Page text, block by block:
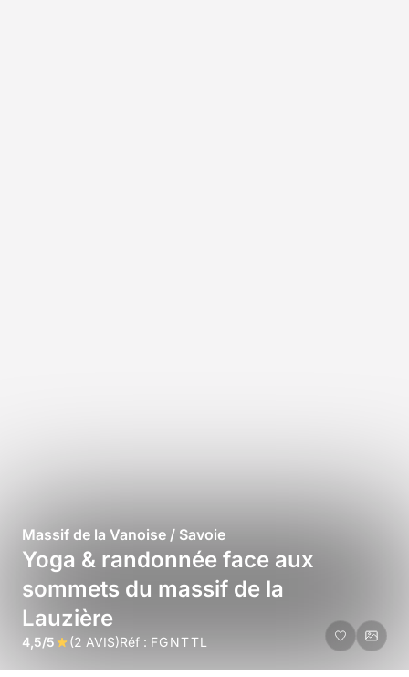
Massif de la Vanoise / Savoie
Yoga & randonnée face aux
sommets du massif de la
Lauzière
4,5/5 (2 AVIS)Réf : FGNTTL